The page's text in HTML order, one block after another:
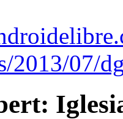
2013/07/